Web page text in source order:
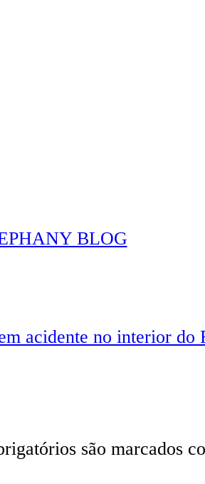
acidente no interior do
são marcados